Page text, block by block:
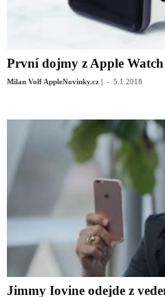
První dojmy z Apple
Milan Volf AppleNovinky.cz | - 5.1.2018
Jimmy Iovine odejde z